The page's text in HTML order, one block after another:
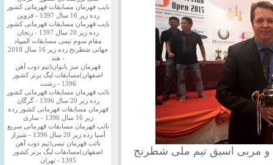
و مربی اسبق تیم ملی شطرنج
نایب قهرمان مسابقات قهرمانی کشور
رده زیر 16 سال 1397 - قزوین
نایب قهرمان مسابقات قهرمانی کشور
رده زیر 20 سال 1397 - زنجان
مقام سوم تیمی مسابقات المپیاد
جهانی شطرنج رده زیر 16 سال 2018
- هند
قهرمان میز بانوان(تیم ذوب آهن
اصفهان)مسابقات لیگ برتر کشور
1396 - رشت
نائب قهرمان مسابقات قهرمانی کشور
رده زیر 20 سال 1396 - گرگان
قهرمان مسابقات قهرمانی کشور رده
زیر 16 سال 1396 - ساری
نائب قهرمان مسابقات قهرمانی سریع
آسیا رده زیر 20 سال 1396 - شیراز
نائب قهرمان تیمی(تیم ذوب آهن
اصفهان)مسابقات لیگ برتر کشور
1395 - تهران